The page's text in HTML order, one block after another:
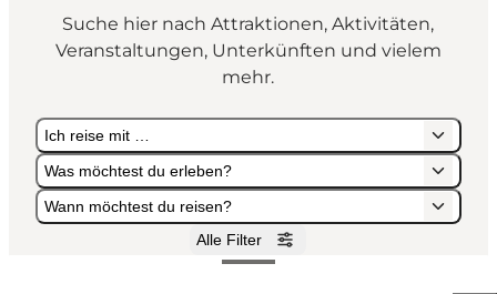
Veranstaltungen
Städte und Regionen
Suche hier nach Attraktionen, Aktivitäten,
Veranstaltungen, Unterkünften und vielem
mehr.
Ich reise mit …
Was möchtest du erleben?
Wann möchtest du reisen?
Alle Filter